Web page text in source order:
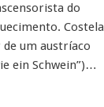
do
Costela
um austríaco
ein Schwein”)…